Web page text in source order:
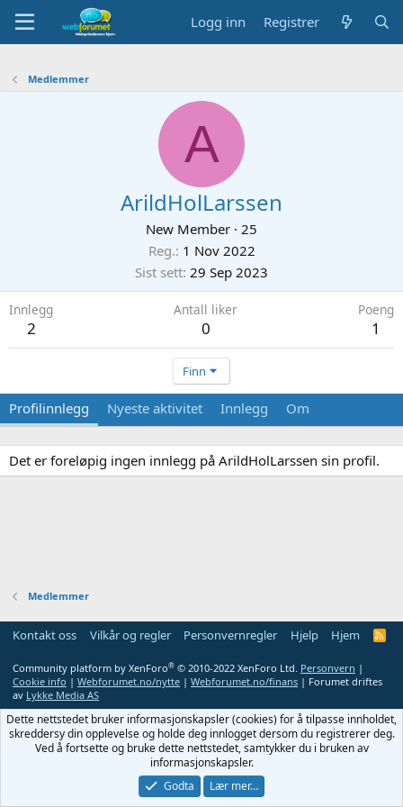
Logg inn Registrer
Medlemmer
A
ArildHolLarssen
New Member · 25
Reg. 1 Nov 2022
Sist sett 29 Sep 2023
Innlegg
2
Antall liker
0
Poeng
1
Finn
Profilinnlegg Nyeste aktivitet Innlegg Om
Det er foreløpig ingen innlegg på ArildHolLarssen sin profil.
Medlemmer
Kontakt oss Vilkår og regler Personvernregler Hjelp Hjem
R
Community platform by XenForo® © 2010-2022 XenForo Ltd. Personvern |
Cookie info | Webforumet.no/nytte | Webforumet.no/finans | Forumet driftes
av Lykke Media AS
Dette nettstedet bruker informasjonskapsler (cookies) for å tilpasse innholdet,
skreddersy din opplevelse og holde deg innlogget dersom du registrerer deg.
Ved å fortsette og bruke dette nettstedet, samtykker du i bruken av
informasjonskapsler.
Godta
Lær mer…